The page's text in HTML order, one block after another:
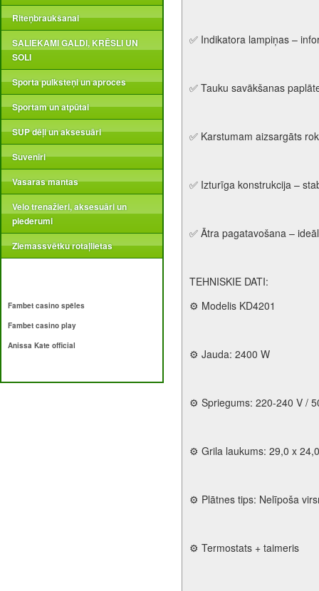
Riteņbraukšanai
SALIEKAMI GALDI, KRĒSLI UN
SOLI
Sporta pulksteņi un aproces
Sportam un atpūtai
SUP dēļi un aksesuāri
Suvenīri
Vasaras mantas
Velo trenažieri, aksesuāri un
piederumi
Ziemassvētku rotaļlietas
Fambet casino spēles
Fambet casino play
Anissa Kate official
✅ Indikatora lampiņas –
✅ Tauku savākšanas
✅ Karstumam aizsargāts
✅ Izturīga konstrukcija –
✅ Ātra pagatavošana –
TEHNISKIE DATI:
⚙️ Modelis KD4201
⚙️ Jauda: 2400 W
⚙️ Spriegums: 220-240 V /
⚙️ Grila laukums: 29,0 x
⚙️ Plātnes tips: Nelīpoša
⚙️ Termostats + taimeris